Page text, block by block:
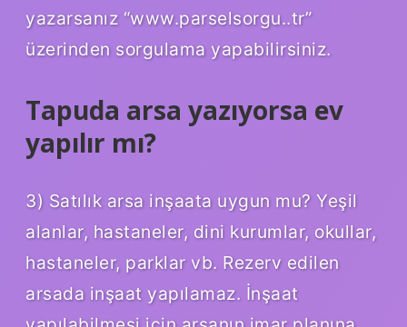
yazarsanız “www.parselsorgu..tr”
üzerinden sorgulama yapabilirsiniz.
Tapuda arsa yazıyorsa ev
yapılır mı?
3) Satılık arsa inşaata uygun mu? Yeşil
alanlar, hastaneler, dini kurumlar, okullar,
hastaneler, parklar vb. Rezerv edilen
arsada inşaat yapılamaz. İnşaat